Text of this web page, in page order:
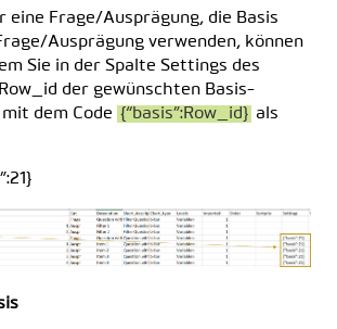
eine Frage/Ausprägung, die Basis
Ausprägung verwenden, können
Sie in der Spalte Settings des
der gewünschten Basis-
dem Code {“basis”:Row_id} als